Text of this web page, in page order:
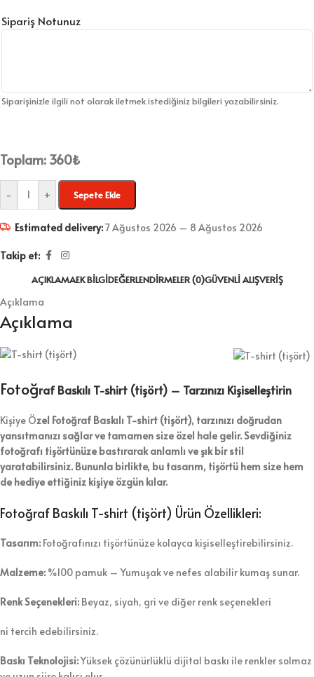
Sipariş Notunuz
Siparişinizle ilgili not olarak iletmek istediğiniz bilgileri yazabilirsiniz.
Toplam: 360₺
- + Sepete Ekle
Estimated delivery:7 Ağustos 2026 – 8 Ağustos 2026
Takip et:
AÇIKLAMAEK BILGIDEĞERLENDIRMELER (0)GÜVENLI ALIŞVERIŞ
Açıklama
Açıklama
Fotoğraf Baskılı T-shirt (tişört) – Tarzınızı Kişiselleştirin
Kişiye Özel Fotoğraf Baskılı T-shirt (tişört), tarzınızı doğrudan
yansıtmanızı sağlar ve tamamen size özel hale gelir. Sevdiğiniz
fotoğrafı tişörtünüze bastırarak anlamlı ve şık bir stil
yaratabilirsiniz. Bununla birlikte, bu tasarım, tişörtü hem size hem
de hediye ettiğiniz kişiye özgün kılar.
Fotoğraf Baskılı T-shirt (tişört) Ürün Özellikleri:
Tasarım: Fotoğrafınızı tişörtünüze kolayca kişiselleştirebilirsiniz.
Malzeme: %100 pamuk – Yumuşak ve nefes alabilir kumaş sunar.
Renk Seçenekleri: Beyaz, siyah, gri ve diğer renk seçenekleri
ni tercih edebilirsiniz.
Baskı Teknolojisi:Yüksek çözünürlüklü dijital baskı ile renkler solmaz